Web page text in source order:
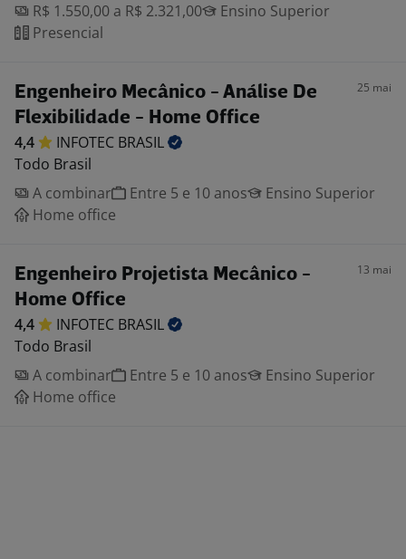
R$ 1.550,00 a R$ 2.321,00
Ensino Superior
Presencial
Engenheiro Mecânico - Análise De
Flexibilidade - Home Office
25 mai
4,4 INFOTEC BRASIL
Todo Brasil
A combinar
Entre 5 e 10 anos
Ensino Superior
Home office
Engenheiro Projetista Mecânico -
Home Office
13 mai
4,4 INFOTEC BRASIL
Todo Brasil
A combinar
Entre 5 e 10 anos
Ensino Superior
Home office